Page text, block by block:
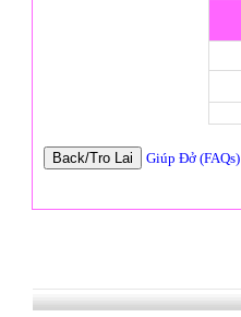
Giúp Đở (FAQs)